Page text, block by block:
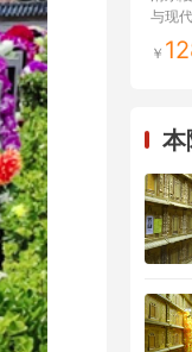
与现
本